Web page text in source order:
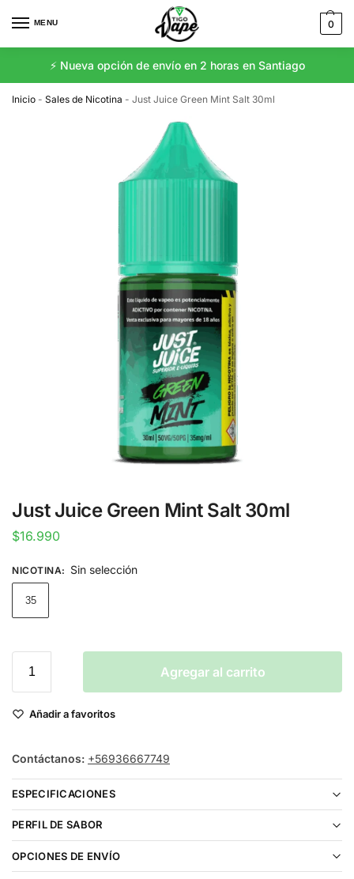
MENU 0
⚡️ Nueva opción de envío en 2 horas en Santiago
Inicio - Sales de Nicotina - Just Juice Green Mint Salt 30ml
Just Juice Green Mint Salt 30ml
$16.990
NICOTINA: Sin selección
35
Agregar al carrito
Añadir a favoritos
Contáctanos: +56936667749
ESPECIFICACIONES
PERFIL DE SABOR
OPCIONES DE ENVÍO